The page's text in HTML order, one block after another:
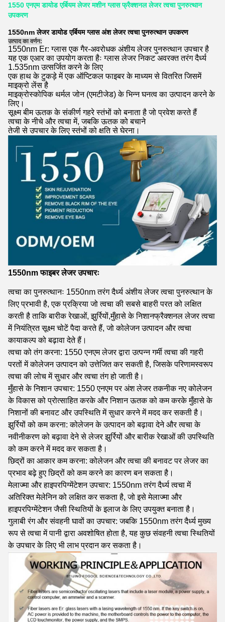
1550 एनएम डायोड एर्बियम लेजर मशीन ग्लास फ्रैक्शनल लेजर त्वचा पुनरुत्थान
उपकरण
1550nm लेजर डायोड एर्बियम ग्लास अंश लेजर त्वचा पुनरुत्थान उपकरण
उत्पाद का वर्णन:
1550nm Er: ग्लास एक गैर-अवरोधक अंशीय लेजर पुनरुत्थान उपचार है
यह एक एआर का उपयोग करता हैः ग्लास लेजर निकट अवरक्त तरंग दैर्ध्य
1.535nm उत्सर्जित करने के लिए
एक हाथ के टुकड़े में एक ऑप्टिकल फाइबर के माध्यम से वितरित जिसमें
माइक्रो लेंस है
माइक्रोस्कोपिक थर्मल जोन (एमटीजेड) के भिन्न घनत्व का उत्पादन करने के
लिए।
सूक्ष्म बीम ऊतक के संकीर्ण गहरे स्तंभों को बनाता है जो प्रवेश करते हैं
त्वचा के नीचे और त्वचा में, जबकि ऊतक को बचाने
तेजी से उपचार के लिए स्तंभों को क्षति से घेरना।
1550nm फाइबर लेजर उपचारः
त्वचा का पुनरुत्थानः 1550nm तरंग दैर्ध्य अंशीय लेजर त्वचा पुनरुत्थान के
लिए प्रभावी है, एक प्रक्रिया जो त्वचा की सबसे बाहरी परत को लक्षित
करती है ताकि बारीक रेखाओं, झुर्रियों,मुँहासे के निशानफ्रैक्शनल लेजर त्वचा
में नियंत्रित सूक्ष्म चोटें पैदा करते हैं, जो कोलेजन उत्पादन और त्वचा
कायाकल्प को बढ़ावा देते हैं।
त्वचा को तंग करना: 1550 एनएम लेजर द्वारा उत्पन्न गर्मी त्वचा की गहरी
परतों में कोलेजन उत्पादन को उत्तेजित कर सकती है, जिसके परिणामस्वरूप
त्वचा की लोच में सुधार और त्वचा तंग हो जाती है।
मुँहासे के निशान उपचार: 1550 एनएम पर अंश लेजर तकनीक नए कोलेजन
के विकास को प्रोत्साहित करके और निशान ऊतक को कम करके मुँहासे के
निशानों की बनावट और उपस्थिति में सुधार करने में मदद कर सकती है।
झुर्रियों को कम करना: कोलेजन के उत्पादन को बढ़ावा देने और त्वचा के
नवीनीकरण को बढ़ावा देने से लेजर झुर्रियों और बारीक रेखाओं की उपस्थिति
को कम करने में मदद कर सकता है।
छिद्रों का आकार कम करना: कोलेजन और त्वचा की बनावट पर लेजर का
प्रभाव बढ़े हुए छिद्रों को कम करने का कारण बन सकता है।
मेलाज्मा और हाइपरपिग्मेंटेशन उपचार: 1550nm तरंग दैर्ध्य त्वचा में
अतिरिक्त मेलेनिन को लक्षित कर सकता है, जो इसे मेलाज्मा और
हाइपरपिग्मेंटेशन जैसी स्थितियों के इलाज के लिए उपयुक्त बनाता है।
गुलाबी रंग और संवहनी घावों का उपचार: जबकि 1550nm तरंग दैर्ध्य मुख्य
रूप से त्वचा में पानी द्वारा अवशोषित होता है, यह कुछ संवहनी त्वचा स्थितियों
के उपचार के लिए भी लाभ प्रदान कर सकता है।